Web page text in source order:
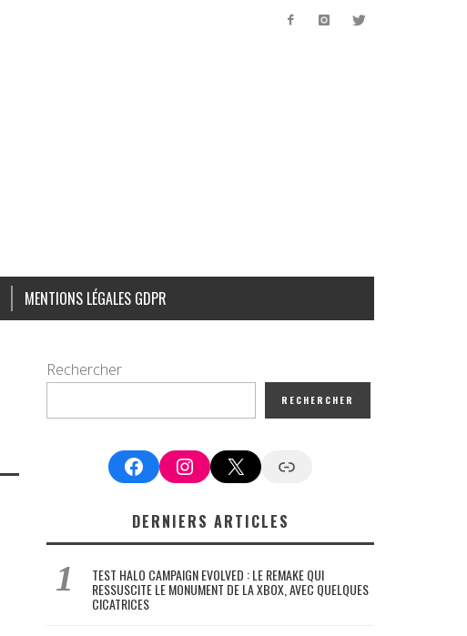
MENTIONS LÉGALES GDPR
Rechercher
RECHERCHER
FacebookInstagram
X Google News
DERNIERS ARTICLES
TEST HALO CAMPAIGN EVOLVED : LE REMAKE QUI
RESSUSCITE LE MONUMENT DE LA XBOX, AVEC QUELQUES
CICATRICES